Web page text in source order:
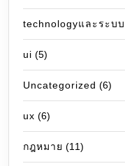
technologyและระบบ
ui (5)
Uncategorized (6)
ux (6)
กฎหมาย (11)